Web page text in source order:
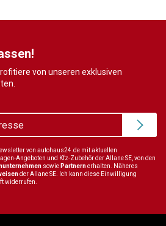
von unseren exklusiven
von autohaus24.de mit aktuellen
Angeboten und Kfz-Zubehör der Allane SE, von den
sowie Partnernerhalten. Näheres
der Allane SE. Ich kann diese Einwilligung
widerrufen.